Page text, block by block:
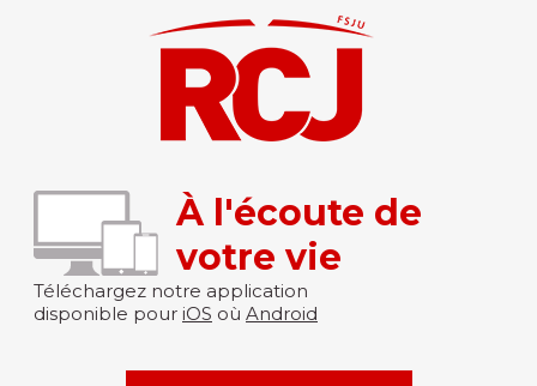
À l'écoute de
votre vie
Téléchargez notre application
disponible pour iOS où Android